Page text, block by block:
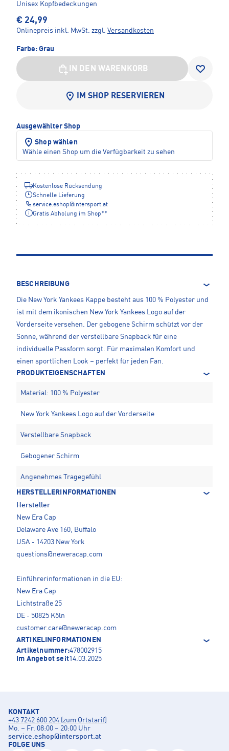
Unisex Kopfbedeckungen
€ 24,99
Onlinepreis inkl. MwSt. zzgl. Versandkosten
Farbe: Grau
IN DEN WARENKORB
IM SHOP RESERVIEREN
Ausgewählter Shop
Shop wählen
Wähle einen Shop um die Verfügbarkeit zu sehen
Kostenlose Rücksendung
Schnelle Lieferung
service.eshop@intersport.at
Gratis Abholung im Shop**
BESCHREIBUNG
Die New York Yankees Kappe besteht aus 100 % Polyester und
ist mit dem ikonischen New York Yankees Logo auf der
Vorderseite versehen. Der gebogene Schirm schützt vor der
Sonne, während der verstellbare Snapback für eine
individuelle Passform sorgt. Für maximalen Komfort und
einen sportlichen Look – perfekt für jeden Fan.
PRODUKTEIGENSCHAFTEN
Material: 100 % Polyester
New York Yankees Logo auf der Vorderseite
Verstellbare Snapback
Gebogener Schirm
Angenehmes Tragegefühl
HERSTELLERINFORMATIONEN
Hersteller
New Era Cap
Delaware Ave 160, Buffalo
USA - 14203 New York
questions@neweracap.com
Einführerinformationen in die EU:
New Era Cap
Lichtstraße 25
DE - 50825 Köln
customer.care@neweracap.com
ARTIKELINFORMATIONEN
Artikelnummer:478002915
Im Angebot seit14.03.2025
KONTAKT
+43 7242 600 204 (zum Ortstarif)
Mo. – Fr. 08:00 – 20:00 Uhr
service.eshop@intersport.at
FOLGE UNS